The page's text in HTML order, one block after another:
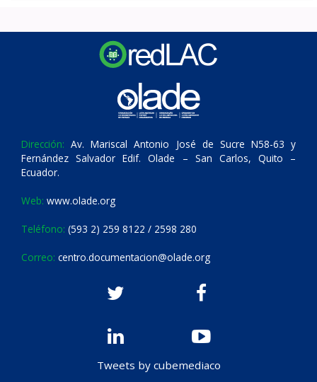
Dirección: Av. Mariscal Antonio José de Sucre N58-63 y
Fernández Salvador Edif. Olade – San Carlos, Quito –
Ecuador.
Web: www.olade.org
Teléfono: (593 2) 259 8122 / 2598 280
Correo: centro.documentacion@olade.org
Tweets by cubemediaco